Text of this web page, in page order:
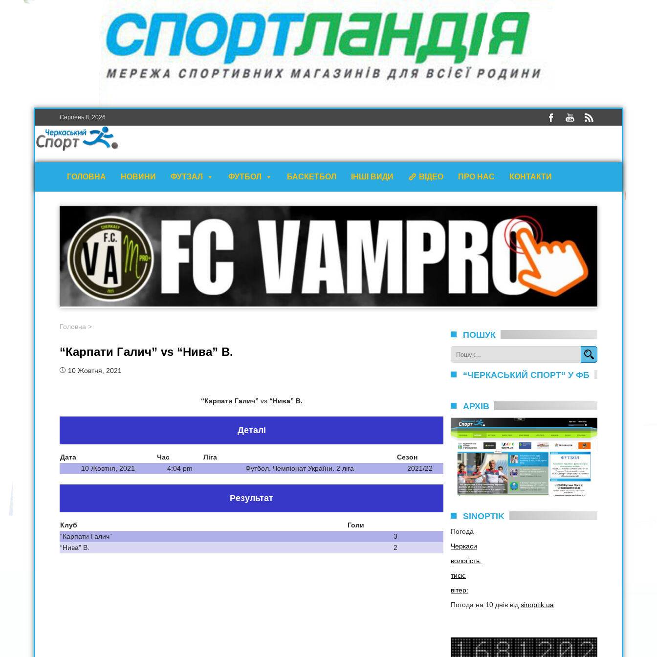
Серпень 8, 2026
ГОЛОВНА НОВИНИ ФУТЗАЛ ФУТБОЛ БАСКЕТБОЛ ІНШІ ВИДИ ВІДЕО ПРО НАС КОНТАКТИ
Головна >
“Карпати Галич” vs “Нива” В.
10 Жовтня, 2021
“Карпати Галич” vs “Нива” В.
Деталі
Дата Час Ліга
Сезон
10 Жовтня, 2021
4:04 pm Футбол. Чемпіонат України. 2 ліга 2021/22
Результат
Клуб
Голи
“Карпати Галич”
3
“Нива” В.
2
ПОШУК
“ЧЕРКАСЬКИЙ СПОРТ” У ФБ
АРХІВ
SINOPTIK
Погода
Черкаси
вологість:
тиск:
вітер:
Погода на 10 днів від sinoptik.ua